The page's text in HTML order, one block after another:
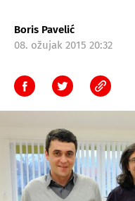
Boris Pavelić
08. ožujak 2015 20:32